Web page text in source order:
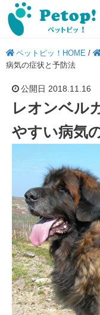
ペットピッ！HOME /
病気の症状と予防法
公開日 2018.11.16
レオンベル
やすい病気